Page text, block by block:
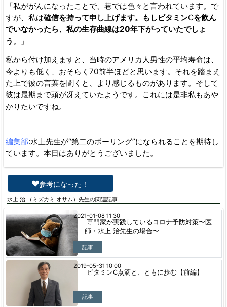
「私ががんになったことで、巷では色々と言われています。で
すが、私は確信を持って申し上げます。もしビタミンCを飲ん
でいなかったら、私の生存曲線は20年下がっていたでしょ
う 。」
私から付け加えますと、当時のアメリカ人男性の平均寿命は、
今よりも低く、おそらく70前半ほどと思います。それを踏まえ
た上で彼の言葉を聞くと、より感じるものがあります。そして
彼は最期まで頭が冴えていたようです。これには是非私もあや
かりたいですね。
編集部:水上先生が“第二のポーリング”になられることを期待し
ています。本日はありがとうございました。
参考になった！
水上 治 （ミズカミ オサム）先生の関連記事
専門家が実践しているコロナ予防対策〜医
師・水上 治先生の場合〜
記事
2021-01-08 11:30
ビタミンC点滴と、ともに歩む【前編】
記事
2019-05-31 10:00